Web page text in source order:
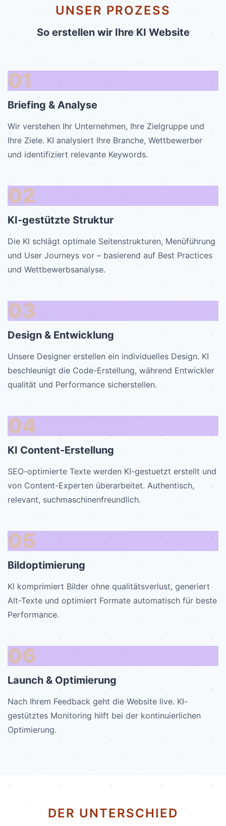
UNSER PROZESS
So erstellen wir Ihre KI Website
01
Briefing & Analyse
Wir verstehen Ihr Unternehmen, Ihre Zielgruppe und
Ihre Ziele. KI analysiert Ihre Branche, Wettbewerber
und identifiziert relevante Keywords.
02
KI-gestützte Struktur
Die KI schlägt optimale Seitenstrukturen, Menüführung
und User Journeys vor – basierend auf Best Practices
und Wettbewerbsanalyse.
03
Design & Entwicklung
Unsere Designer erstellen ein individuelles Design. KI
beschleunigt die Code-Erstellung, während Entwickler
qualität und Performance sicherstellen.
04
KI Content-Erstellung
SEO-optimierte Texte werden KI-gestuetzt erstellt und
von Content-Experten überarbeitet. Authentisch,
relevant, suchmaschinenfreundlich.
05
Bildoptimierung
KI komprimiert Bilder ohne qualitätsverlust, generiert
Alt-Texte und optimiert Formate automatisch für beste
Performance.
06
Launch & Optimierung
Nach Ihrem Feedback geht die Website live. KI-
gestütztes Monitoring hilft bei der kontinuierlichen
Optimierung.
DER UNTERSCHIED